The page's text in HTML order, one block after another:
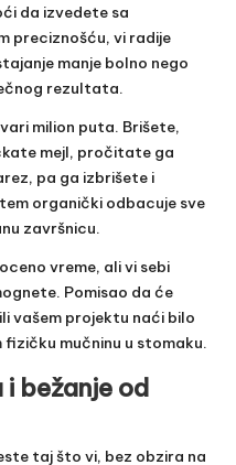
da izvedete sa
preciznošću, vi radije
manje bolno nego
rezultata.
milion puta. Brišete,
mejl, pročitate ga
pa ga izbrišete i
organički odbacuje sve
završnicu.
vreme, ali vi sebi
Pomisao da će
vašem projektu naći bilo
mučninu u stomaku.
bežanje od
taj što vi, bez obzira na